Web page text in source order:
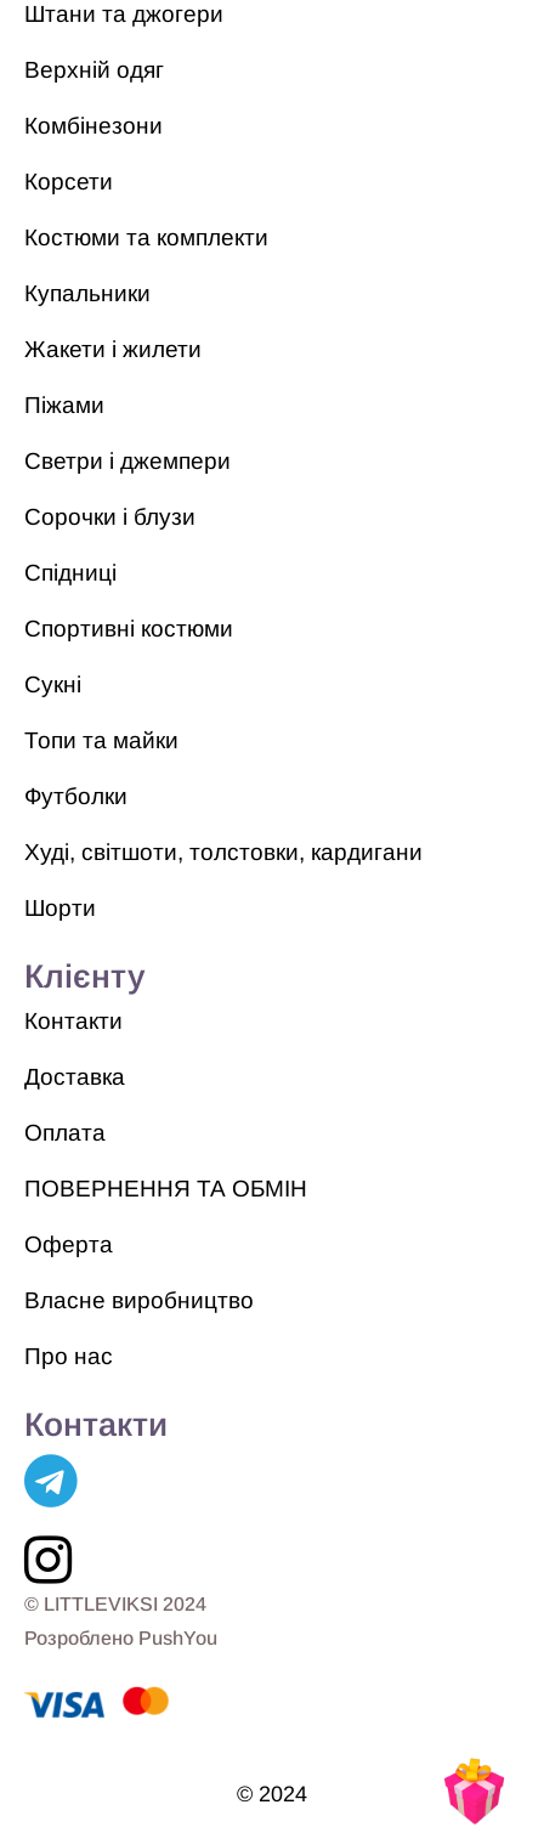
Штани та джогери
Верхній одяг
Комбінезони
Корсети
Костюми та комплекти
Купальники
Жакети і жилети
Піжами
Светри і джемпери
Сорочки і блузи
Спідниці
Спортивні костюми
Сукні
Топи та майки
Футболки
Худі, світшоти, толстовки, кардигани
Шорти
Клієнту
Контакти
Доставка
Оплата
ПОВЕРНЕННЯ ТА ОБМІН
Оферта
Власне виробництво
Про нас
Контакти
© LITTLEVIKSI 2024
Розроблено PushYou
© 2024